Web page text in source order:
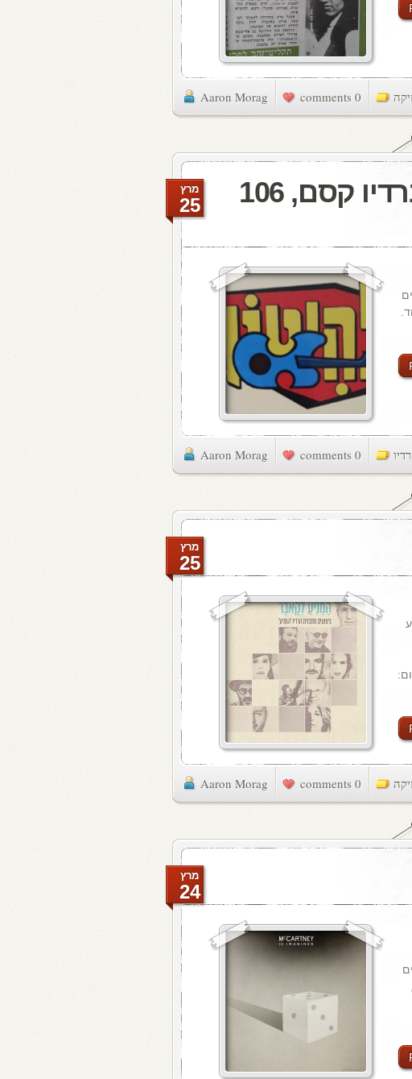
Aaron Morag 0 comments
להיטון.קום היום ברדיו קסם, 106
מרץ
25
Aaron Morag 0 comments רדיו
מרץ
25
Aaron Morag 0 comments
מרץ
24